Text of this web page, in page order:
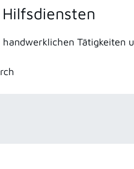
Tätigkeiten